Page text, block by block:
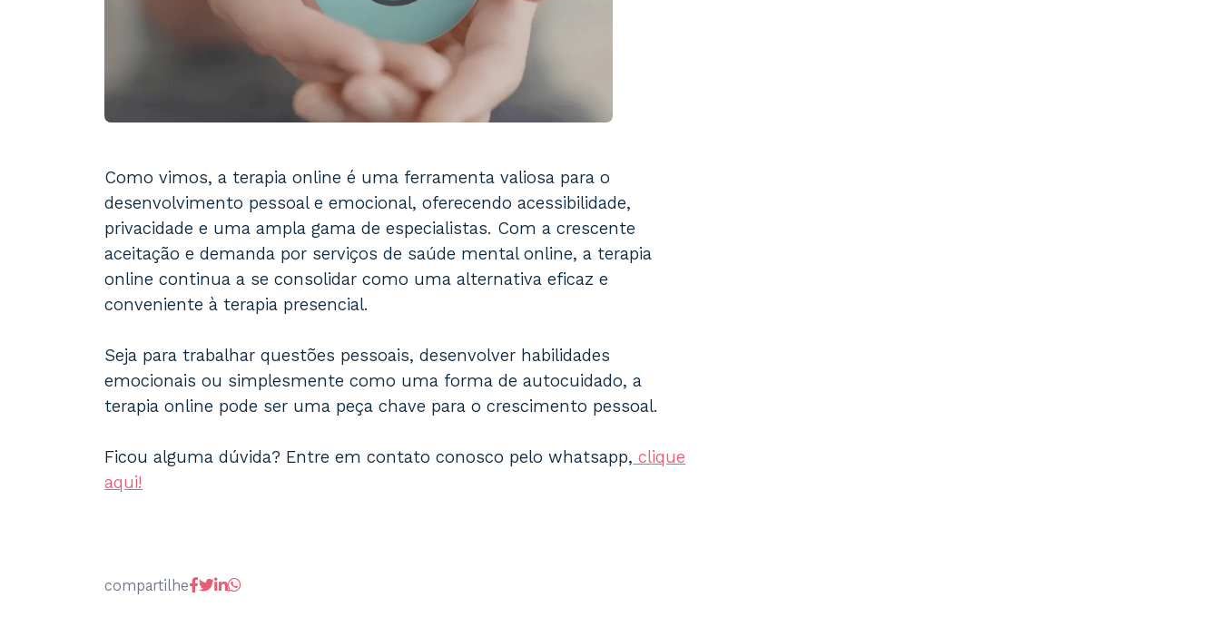
Como vimos, a terapia online é uma ferramenta valiosa para o
desenvolvimento pessoal e emocional, oferecendo acessibilidade,
privacidade e uma ampla gama de especialistas. Com a crescente
aceitação e demanda por serviços de saúde mental online, a terapia
online continua a se consolidar como uma alternativa eficaz e
conveniente à terapia presencial.
Seja para trabalhar questões pessoais, desenvolver habilidades
emocionais ou simplesmente como uma forma de autocuidado, a
terapia online pode ser uma peça chave para o crescimento pessoal.
Ficou alguma dúvida? Entre em contato conosco pelo whatsapp, clique
aqui!
compartilhe